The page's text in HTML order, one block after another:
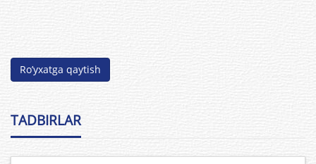
Ro’yxatga qaytish
TADBIRLAR